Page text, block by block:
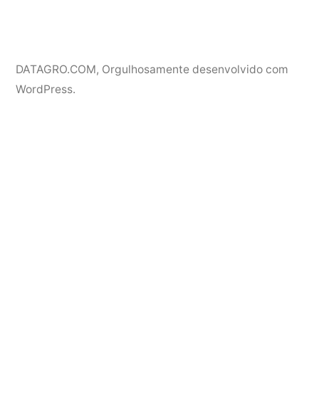
DATAGRO.COM, Orgulhosamente desenvolvido com
WordPress.